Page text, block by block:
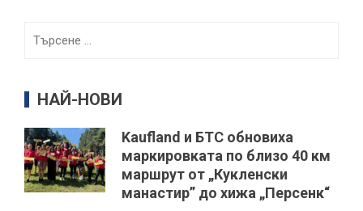
НАЙ-НОВИ
Kaufland и БТС обновиха
маркировката по близо 40 км
маршрут от „Кукленски
манастир” до хижа „Персенк“